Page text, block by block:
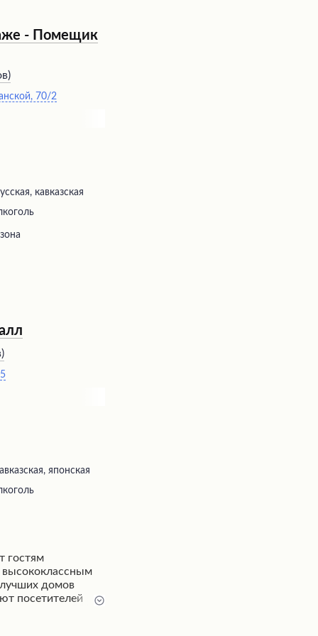
- Помещик
)
70/2
кавказская
)
японская
гостям
высококлассным
домов
посетителей
даже у самых